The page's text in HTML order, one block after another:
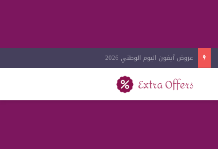
عروض كفرات السيارات اليوم الوطني 2026
بحث عن